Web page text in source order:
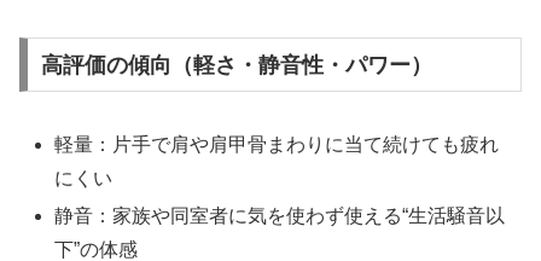
高評価の傾向（軽さ・静音性・パワー）
軽量：片手で肩や肩甲骨まわりに当て続けても疲れ
にくい
静音：家族や同室者に気を使わず使える“生活騒音以
下”の体感